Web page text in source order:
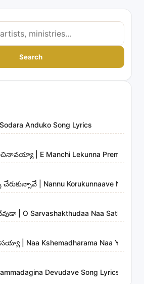
Search
Anduko Song Lyrics
| E Manchi Lekunna
చేరుకున్నావే | Nannu Korukunnaave Nannu
| O Sarvashakthudaa Naa
Naa Kshemadharama Naa Yesayya
Devudave Song Lyrics